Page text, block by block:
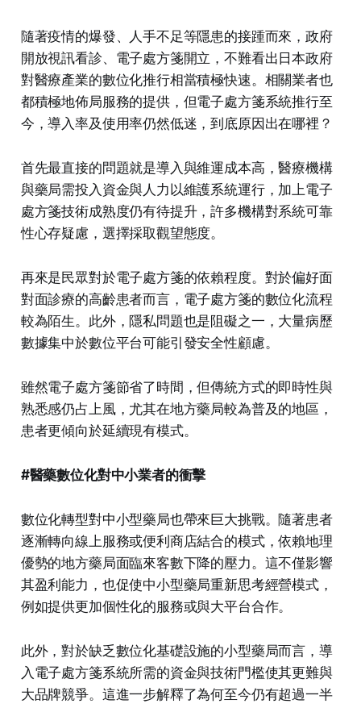
隨著疫情的爆發、人手不足等隱患的接踵而來，政府
開放視訊看診、電子處方箋開立，不難看出日本政府
對醫療產業的數位化推行相當積極快速。相關業者也
都積極地佈局服務的提供，但電子處方箋系統推行至
今，導入率及使用率仍然低迷，到底原因出在哪裡？
首先最直接的問題就是導入與維運成本高，醫療機構
與藥局需投入資金與人力以維護系統運行，加上電子
處方箋技術成熟度仍有待提升，許多機構對系統可靠
性心存疑慮，選擇採取觀望態度。
再來是民眾對於電子處方箋的依賴程度。對於偏好面
對面診療的高齡患者而言，電子處方箋的數位化流程
較為陌生。此外，隱私問題也是阻礙之一，大量病歷
數據集中於數位平台可能引發安全性顧慮。
雖然電子處方箋節省了時間，但傳統方式的即時性與
熟悉感仍占上風，尤其在地方藥局較為普及的地區，
患者更傾向於延續現有模式。
#醫藥數位化對中小業者的衝擊
數位化轉型對中小型藥局也帶來巨大挑戰。隨著患者
逐漸轉向線上服務或便利商店結合的模式，依賴地理
優勢的地方藥局面臨來客數下降的壓力。這不僅影響
其盈利能力，也促使中小型藥局重新思考經營模式，
例如提供更加個性化的服務或與大平台合作。
此外，對於缺乏數位化基礎設施的小型藥局而言，導
入電子處方箋系統所需的資金與技術門檻使其更難與
大品牌競爭。這進一步解釋了為何至今仍有超過一半